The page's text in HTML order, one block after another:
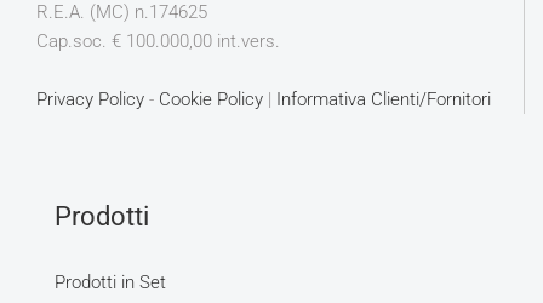
R.E.A. (MC) n.174625
Cap.soc. € 100.000,00 int.vers.
Privacy Policy - Cookie Policy Informativa Clienti/Fornitori
Prodotti
Prodotti in Set